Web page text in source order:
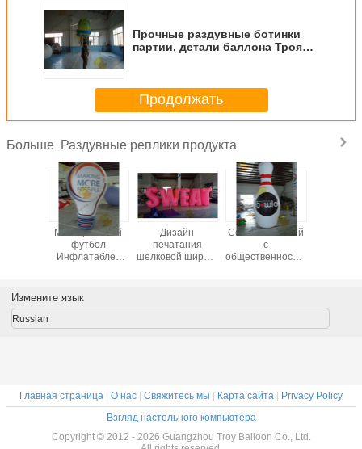
Прочные раздувные ботинки
партии, детали баллона Троя
Продолжать
Больше Раздувные реплики продукта
Многоразовый
футбол
Инфлатаблес
Фринедлы
изготовленные
раздувные
Дизайн
печатания
шелковой ширмы
превосходный
События связей
с
общественностью
сильного ветера
Измените язык
Russian
Главная страница | О нас | Свяжитесь мы | Карта сайта | Privacy Policy
Взгляд настольного компьютера
Copyright © 2012 - 2026 Guangzhou Troy Balloon Co., Ltd.